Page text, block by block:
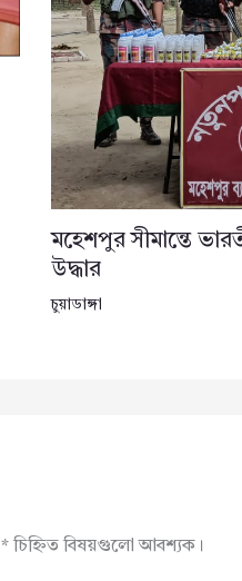
মহেশপুর সীমান্তে
উদ্ধার
চুয়াডাঙ্গা
*চিহ্নিত বিষয়গুলো আবশ্যক।